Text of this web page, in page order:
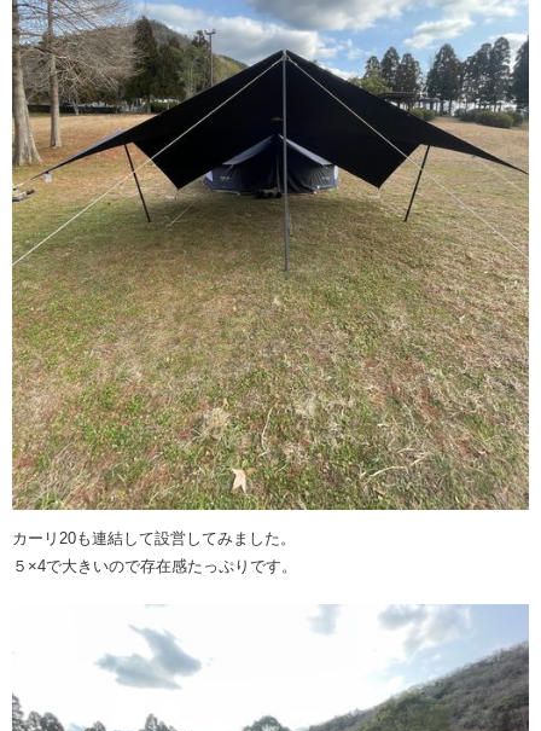
カーリ20も連結して設営してみました。
５×4で大きいので存在感たっぷりです。